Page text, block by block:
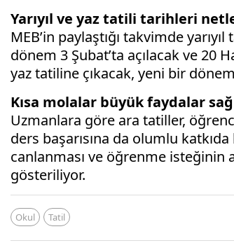
Yarıyıl ve yaz tatili tarihleri
MEB’in paylaştığı takvimde
dönem 3 Şubat’ta açılacak ve 20
yaz tatiline çıkacak, yeni bir
Kısa molalar büyük faydalar
Uzmanlara göre ara tatiller,
ders başarısına da olumlu
canlanması ve öğrenme isteğinin
gösteriliyor.
Okul Tatil